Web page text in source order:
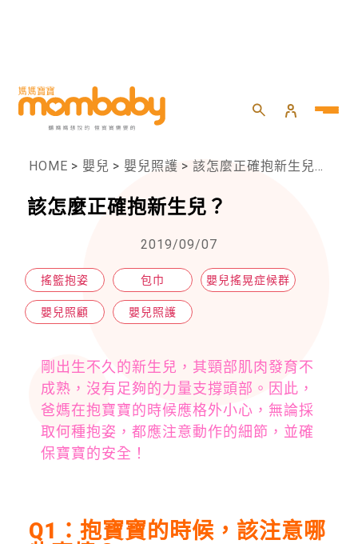
HOME > 嬰兒 > 嬰兒照護 > 該怎麼正確抱新生兒？
該怎麼正確抱新生兒？
2019/09/07
搖籃抱姿 包巾 嬰兒搖晃症候群
嬰兒照顧 嬰兒照護
剛出生不久的新生兒，其頸部肌肉發育不
成熟，沒有足夠的力量支撐頭部。因此，
爸媽在抱寶寶的時候應格外小心，無論採
取何種抱姿，都應注意動作的細節，並確
保寶寶的安全！
Q1：抱寶寶的時候，該注意哪